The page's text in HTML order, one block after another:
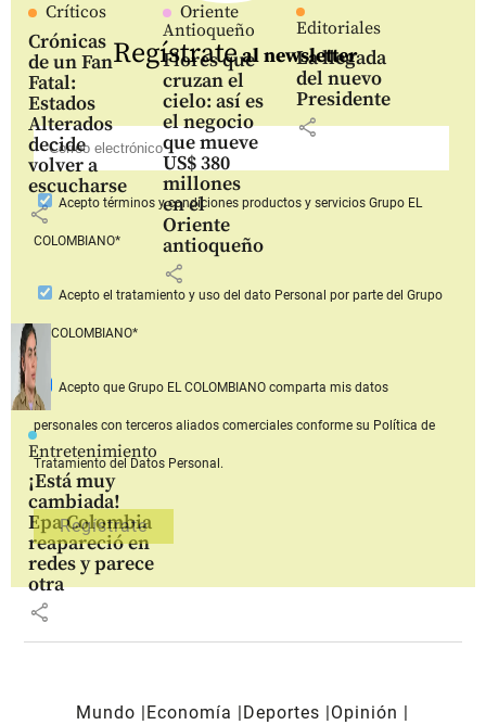
Críticos
Crónicas
de un Fan
Fatal:
Estados
Alterados
decide
volver a
escucharse
share
Oriente
Antioqueño
Flores que
cruzan el
cielo: así es
el negocio
que mueve
US$ 380
millones
en el
Oriente
antioqueño
share
Editoriales
La llegada
del nuevo
Presidente
share
Entretenimiento
¡Está muy
cambiada!
Epa Colombia
reapareció en
redes y parece
otra
share
Regístrateal newsletter
Aceptotérminos y condiciones productos y serviciosGrupo EL
COLOMBIANO*
Acepto el tratamiento y uso del dato Personal por parte del Grupo
EL COLOMBIANO*
Acepto que Grupo EL COLOMBIANOcomparta mis datos
personales con terceros aliados comerciales conforme su Política de
Tratamiento del Datos Personal.
Mundo Economía Deportes
Opinión